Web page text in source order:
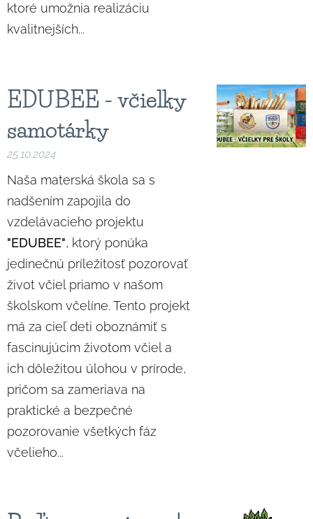
ktoré umožnia realizáciu
kvalitnejších...
EDUBEE - včielky
samotárky
25.10.2024
Naša materská škola sa s
nadšením zapojila do
vzdelávacieho projektu
"EDUBEE", ktorý ponúka
jedinečnú príležitosť pozorovať
život včiel priamo v našom
školskom včelíne. Tento projekt
má za cieľ deti oboznámiť s
fascinujúcim životom včiel a
ich dôležitou úlohou v prírode,
pričom sa zameriava na
praktické a bezpečné
pozorovanie všetkých fáz
včelieho...